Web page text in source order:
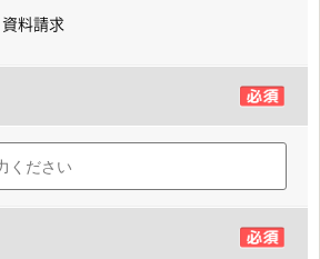
資料請求